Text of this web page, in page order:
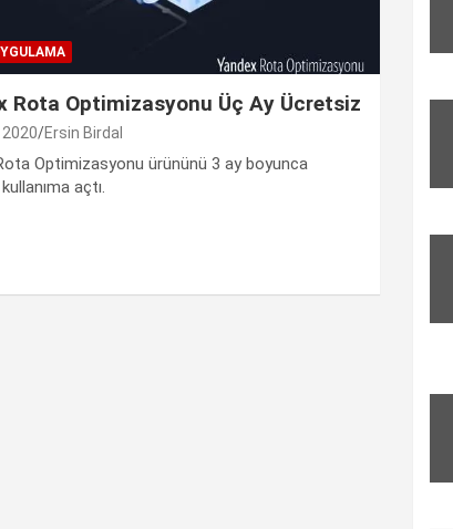
Rota Optimizasyonu Üç Ay Ücretsiz
Ersin Birdal
Optimizasyonu ürününü 3 ay boyunca
açtı.